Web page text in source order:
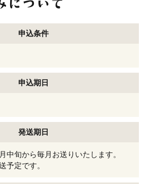
申込条件
申込期日
発送期日
中旬から毎月お送りいたします。
予定です。